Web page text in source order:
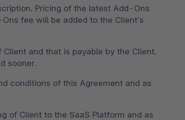
Pricing of the latest Add-Ons
fee will be added to the Client’s
and that is payable by the Client.
sooner.
conditions of this Agreement and as
of Client to the SaaS Platform and as